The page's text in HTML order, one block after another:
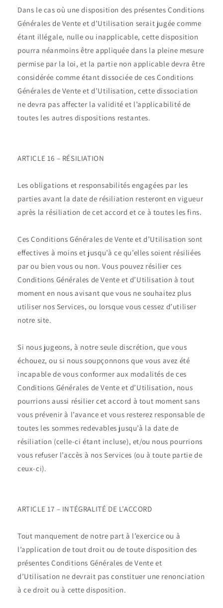
Dans le cas où une disposition des présentes Conditions
Générales de Vente et d’Utilisation serait jugée comme
étant illégale, nulle ou inapplicable, cette disposition
pourra néanmoins être appliquée dans la pleine mesure
permise par la loi, et la partie non applicable devra être
considérée comme étant dissociée de ces Conditions
Générales de Vente et d’Utilisation, cette dissociation
ne devra pas affecter la validité et l’applicabilité de
toutes les autres dispositions restantes.
ARTICLE 16 – RÉSILIATION
Les obligations et responsabilités engagées par les
parties avant la date de résiliation resteront en vigueur
après la résiliation de cet accord et ce à toutes les fins.
Ces Conditions Générales de Vente et d’Utilisation sont
effectives à moins et jusqu’à ce qu’elles soient résiliées
par ou bien vous ou non. Vous pouvez résilier ces
Conditions Générales de Vente et d’Utilisation à tout
moment en nous avisant que vous ne souhaitez plus
utiliser nos Services, ou lorsque vous cessez d’utiliser
notre site.
Si nous jugeons, à notre seule discrétion, que vous
échouez, ou si nous soupçonnons que vous avez été
incapable de vous conformer aux modalités de ces
Conditions Générales de Vente et d’Utilisation, nous
pourrions aussi résilier cet accord à tout moment sans
vous prévenir à l’avance et vous resterez responsable de
toutes les sommes redevables jusqu’à la date de
résiliation (celle-ci étant incluse), et/ou nous pourrions
vous refuser l’accès à nos Services (ou à toute partie de
ceux-ci).
ARTICLE 17 – INTÉGRALITÉ DE L’ACCORD
Tout manquement de notre part à l’exercice ou à
l’application de tout droit ou de toute disposition des
présentes Conditions Générales de Vente et
d’Utilisation ne devrait pas constituer une renonciation
à ce droit ou à cette disposition.